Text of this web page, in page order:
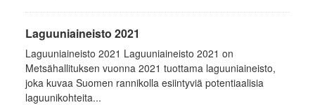
Laguuniaineisto 2021
Laguuniaineisto 2021 Laguuniaineisto 2021 on
Metsähallituksen vuonna 2021 tuottama laguuniaineisto,
joka kuvaa Suomen rannikolla esiintyviä potentiaalisia
laguunikohteita...